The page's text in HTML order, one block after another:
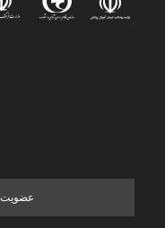
عضویت